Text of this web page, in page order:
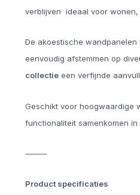
verblijven ideaal voor
De akoestische
eenvoudig afstemmen op
collectie een verfijnde
Geschikt voor hoogwaardige
functionaliteit samenkomen
⸻
Product specificaties